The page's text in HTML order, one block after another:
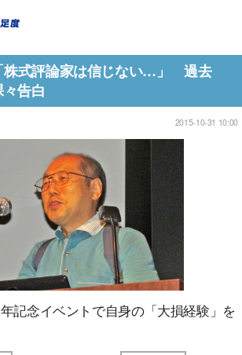
株式評論家は信じない…」 過去
告白
2015-10-31 10:00
記念イベントで自身の「大損経験」を